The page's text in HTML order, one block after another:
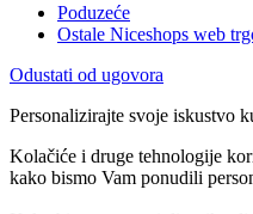
Poduzeće
Ostale Niceshops web
Odustati od ugovora
Personalizirajte svoje iskustvo
Kolačiće i druge tehnologije
kako bismo Vam ponudili